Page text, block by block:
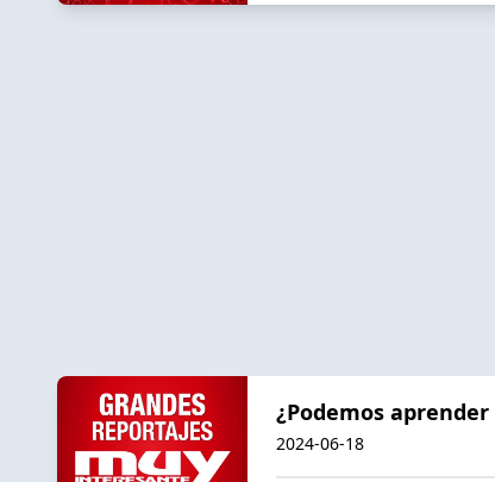
¿Podemos
2024-06-18